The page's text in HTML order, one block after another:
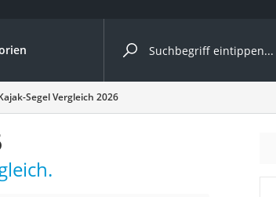
Vergleiche nach Kategorie
Segel Vergleich 2026